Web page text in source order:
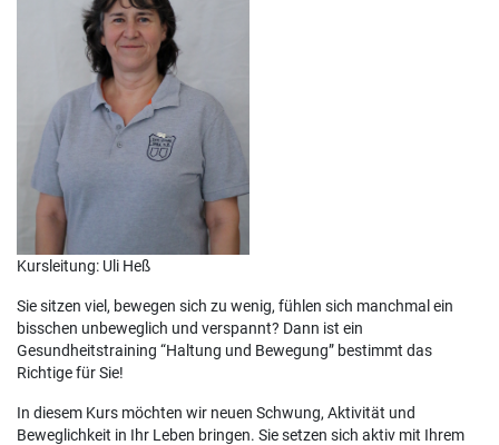
Kursleitung: Uli Heß
Sie sitzen viel, bewegen sich zu wenig, fühlen sich manchmal ein
bisschen unbeweglich und verspannt? Dann ist ein
Gesundheitstraining “Haltung und Bewegung” bestimmt das
Richtige für Sie!
In diesem Kurs möchten wir neuen Schwung, Aktivität und
Beweglichkeit in Ihr Leben bringen. Sie setzen sich aktiv mit Ihrem